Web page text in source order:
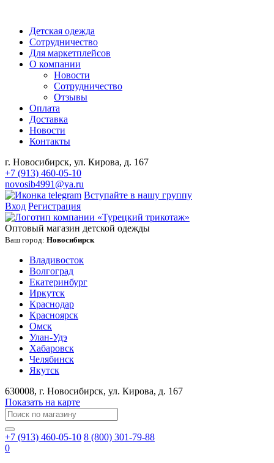
Детская одежда
Сотрудничество
Для маркетплейсов
О компании
Новости
Сотрудничество
Отзывы
Оплата
Доставка
Новости
Контакты
г. Новосибирск, ул. Кирова, д. 167
+7 (913) 460-05-10
novosib4991@ya.ru
Вступайте в нашу группу
Вход Регистрация
Оптовый магазин детской одежды
Ваш город: Новосибирск
Владивосток
Волгоград
Екатеринбург
Иркутск
Краснодар
Красноярск
Омск
Улан-Удэ
Хабаровск
Челябинск
Якутск
630008, г. Новосибирск, ул. Кирова, д. 167
Показать на карте
+7 (913) 460-05-10 8 (800) 301-79-88
0